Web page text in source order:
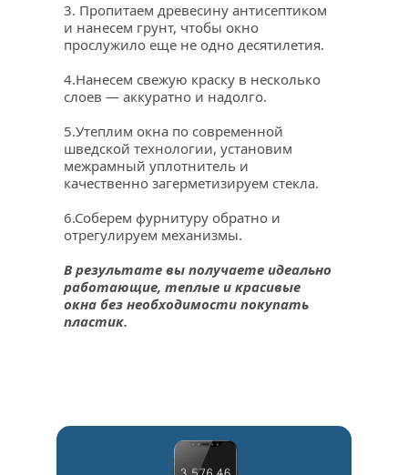
3. Пропитаем древесину антисептиком
и нанесем грунт, чтобы окно
прослужило еще не одно десятилетия.
4.Нанесем свежую краску в несколько
слоев — аккуратно и надолго.
5.Утеплим окна по современной
шведской технологии, установим
межрамный уплотнитель и
качественно загерметизируем стекла.
6.Соберем фурнитуру обратно и
отрегулируем механизмы.
В результате вы получаете идеально
работающие, теплые и красивые
окна без необходимости покупать
пластик.